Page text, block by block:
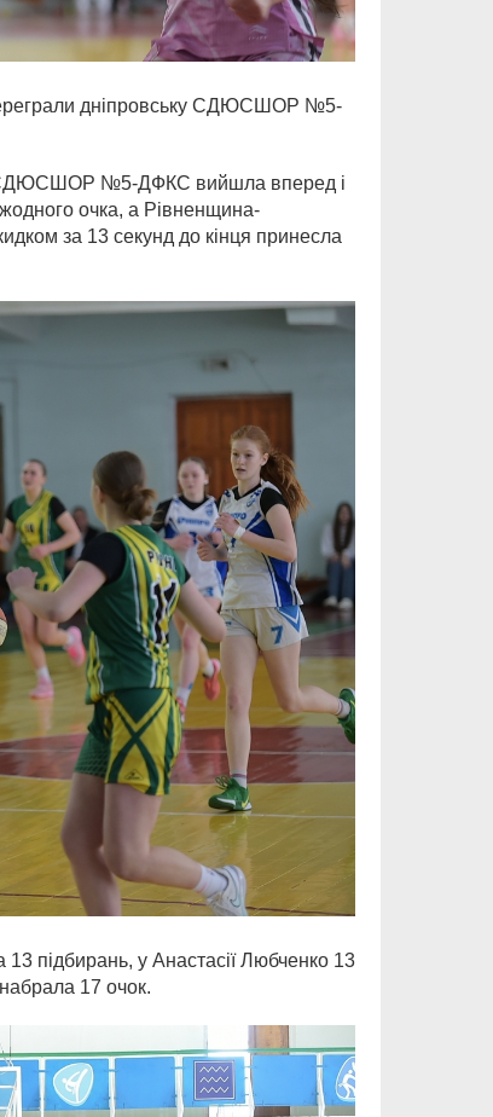
дніпровську СДЮСШОР №5-
СДЮСШОР №5-ДФКС вийшла вперед і
очка, а Рівненщина-
за 13 секунд до кінця принесла
підбирань, у Анастасії Любченко 13
17 очок.